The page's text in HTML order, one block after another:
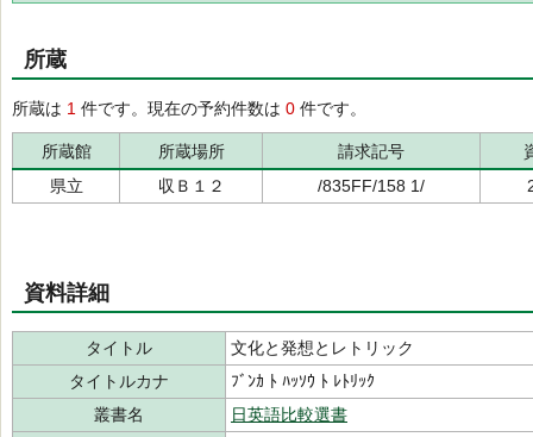
所蔵
所蔵は 1 件です。現在の予約件数は 0 件です。
所蔵館 所蔵場所 請求記号
県立
収Ｂ１２ /835FF/158 1/
資料詳細
タイトル
文化と発想とレトリック
タイトルカナ
ﾌﾞﾝｶ ﾄ ﾊｯｿｳ ﾄ ﾚﾄﾘｯｸ
叢書名
日英語比較選書